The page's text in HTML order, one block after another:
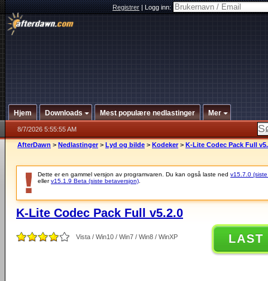
Registrer|Logg inn:
Hjem Downloads Mest populære nedlastinger Mer
8/7/2026 5:55:55 AM
AfterDawn > Nedlastinger > Lyd og bilde > Kodeker > K-Lite Codec Pack Full
Dette er en gammel versjon av programvaren. Du kan også laste ned v15.7.0
ellerv15.1.9 Beta (siste betaversjon)
K-Lite Codec Pack Full v5.2.0
Vista / Win10 / Win7 / Win8 / WinXP LAST